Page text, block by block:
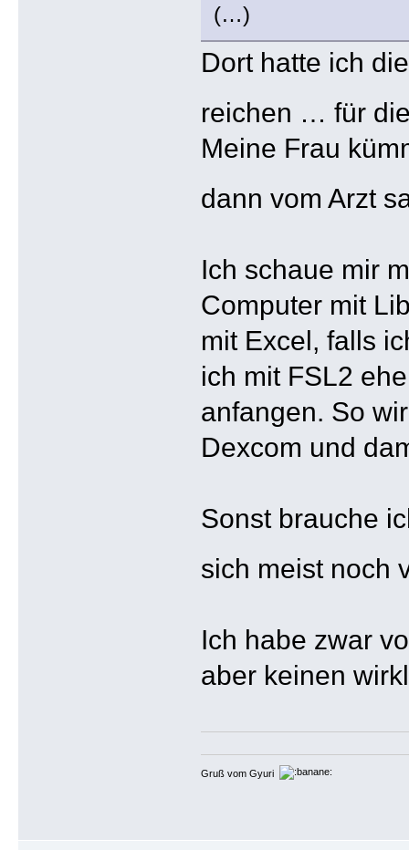
(…)
Dort hatte ich
reichen … für
Meine Frau
dann vom Arzt
Ich schaue mir
Computer mit
mit Excel, falls
ich mit FSL2
anfangen. So
Dexcom und
Sonst brauche
sich meist noch
Ich habe zwar
aber keinen
Gruß vom Gyuri